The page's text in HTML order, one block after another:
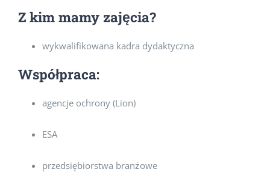
Z kim mamy zajęcia?
wykwalifikowana kadra dydaktyczna
Współpraca:
agencje ochrony (Lion)
ESA
przedsiębiorstwa branżowe